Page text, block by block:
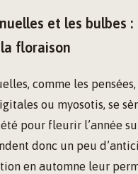
et les bulbes :
floraison
comme les pensées,
ou myosotis, se
pour fleurir l’année
donc un peu
en automne leur